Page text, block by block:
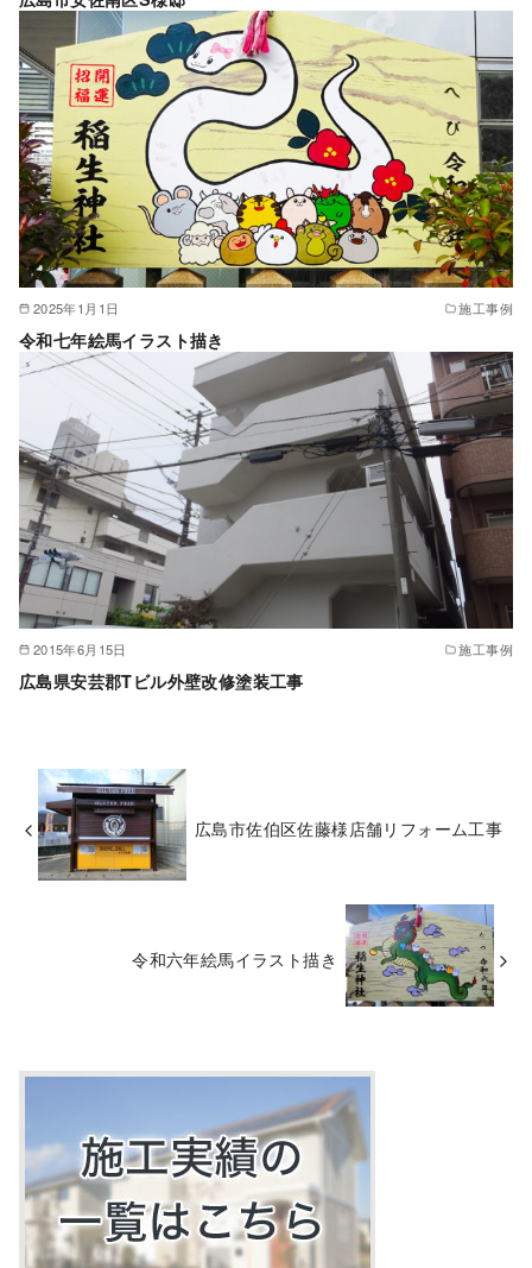
2025年1月1日 施工事例
令和七年絵馬イラスト描き
2015年6月15日 施工事例
広島県安芸郡Tビル外壁改修塗装工事
広島市佐伯区佐藤様店舗リフォーム工事
令和六年絵馬イラスト描き